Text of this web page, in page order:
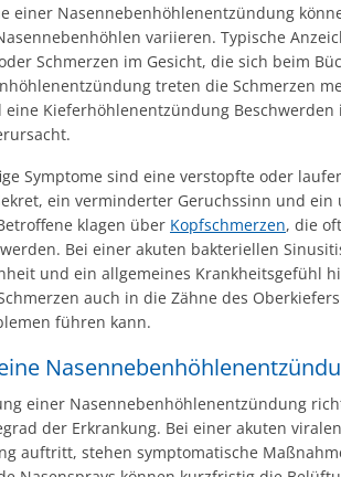
einer Nasennebenhöhlenentzündung
variieren. Typische
Schmerzen im Gesicht, die sich beim
treten die Schmerzen
Kieferhöhlenentzündung Beschwerden
Symptome sind eine verstopfte oder
ein verminderter Geruchssinn und ein
klagen über Kopfschmerzen, die
Bei einer akuten bakteriellen
und ein allgemeines Krankheitsgefühl
auch in die Zähne des
führen kann.
einer Nasennebenhöhlenentzündung
der Erkrankung. Bei einer akuten
auftritt, stehen symptomatische